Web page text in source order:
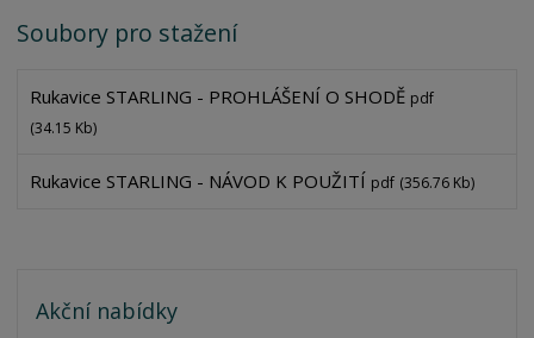
Soubory pro stažení
Rukavice STARLING - PROHLÁŠENÍ O SHODĚ pdf
(34.15 Kb)
Rukavice STARLING - NÁVOD K POUŽITÍ pdf (356.76 Kb)
Akční nabídky